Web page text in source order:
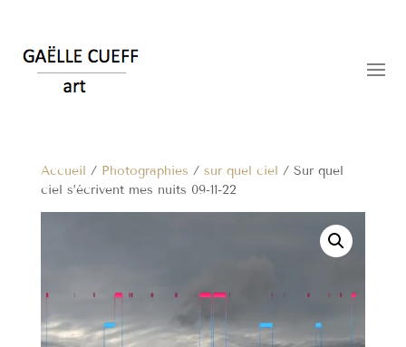
Accueil / Photographies / sur quel ciel / Sur quel
ciel s’écrivent mes nuits 09-11-22